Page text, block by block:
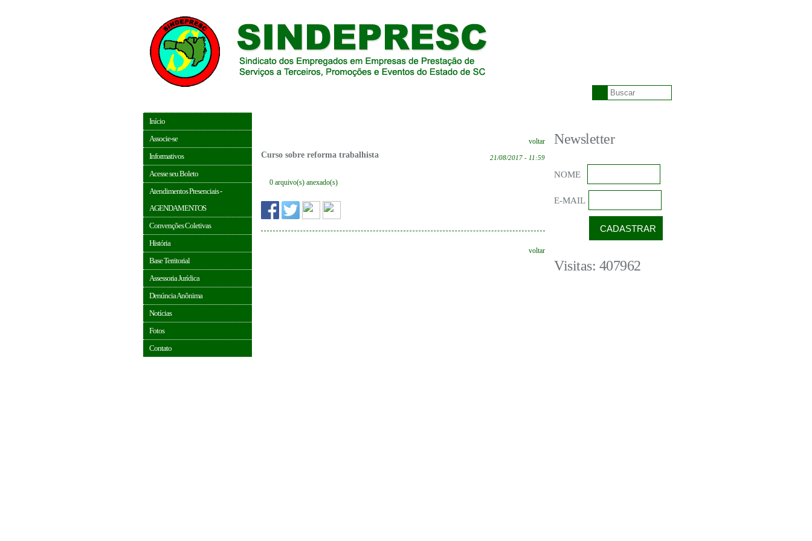
Início
Associe-se
Informativos
Acesse seu Boleto
Atendimentos Presenciais -
AGENDAMENTOS
Convenções Coletivas
História
Base Territorial
Assessoria Jurídica
Denúncia Anônima
Notícias
Fotos
Contato
voltar
Curso sobre reforma trabalhista 21/08/2017 - 11:59
0 arquivo(s) anexado(s)
voltar
Newsletter
NOME
E-MAIL
Visitas: 407962